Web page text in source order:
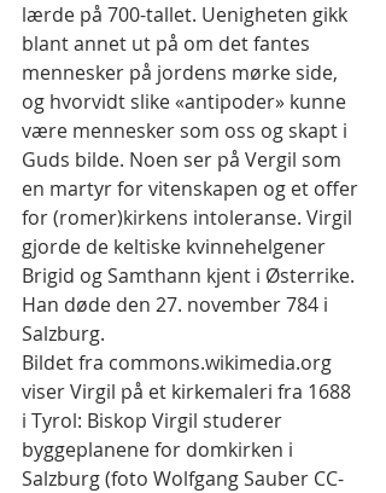
lærde på 700-tallet. Uenigheten gikk
blant annet ut på om det fantes
mennesker på jordens mørke side,
og hvorvidt slike «antipoder» kunne
være mennesker som oss og skapt i
Guds bilde. Noen ser på Vergil som
en martyr for vitenskapen og et offer
for (romer)kirkens intoleranse. Virgil
gjorde de keltiske kvinnehelgener
Brigid og Samthann kjent i Østerrike.
Han døde den 27. november 784 i
Salzburg.
Bildet fra commons.wikimedia.org
viser Virgil på et kirkemaleri fra 1688
i Tyrol: Biskop Virgil studerer
byggeplanene for domkirken i
Salzburg (foto Wolfgang Sauber CC-